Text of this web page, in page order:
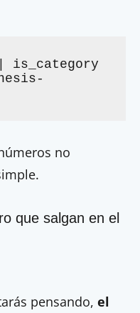
no
que salgan en el
pensando, el